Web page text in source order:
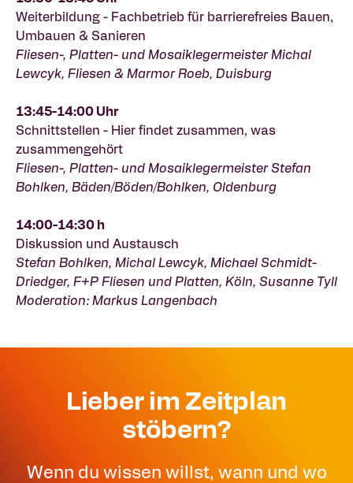
Weiterbildung - Fachbetrieb für barrierefreies Bauen,
Umbauen & Sanieren
Fliesen-, Platten- und Mosaiklegermeister Michal
Lewcyk, Fliesen & Marmor Roeb, Duisburg
13:45-14:00 Uhr
Schnittstellen - Hier findet zusammen, was
zusammengehört
Fliesen-, Platten- und Mosaiklegermeister Stefan
Bohlken, Bäden/Böden/Bohlken, Oldenburg
14:00-14:30 h
Diskussion und Austausch
Stefan Bohlken, Michal Lewcyk, Michael Schmidt-
Driedger, F+P Fliesen und Platten, Köln, Susanne Tyll
Moderation: Markus Langenbach
Lieber im Zeitplan
stöbern?
Wenn du wissen willst, wann und wo